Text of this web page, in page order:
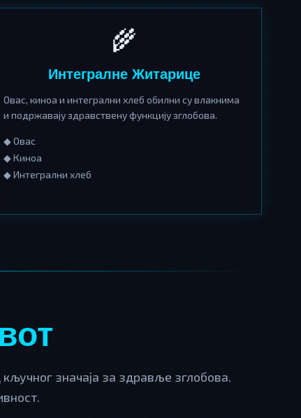
🌾
Интегралне Житарице
Овас, киноа и интегрални хлеб обилни су влакнима
и подржавају здравствену функцију зглобова.
◆ Овас
◆ Киноа
◆ Интегрални хлеб
значаја за здравље зглобова.